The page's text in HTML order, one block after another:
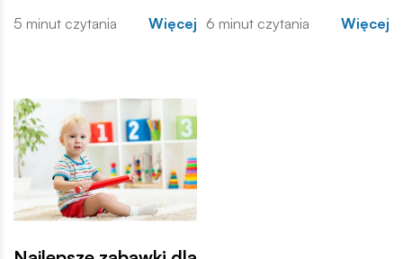
poradniach wspierających
od jakiego wieku zabawki
sensoryczne będą
odpowiednie?
5 minut czytania Więcej
historie podczas zabawy.
6 minut czytania Więcej